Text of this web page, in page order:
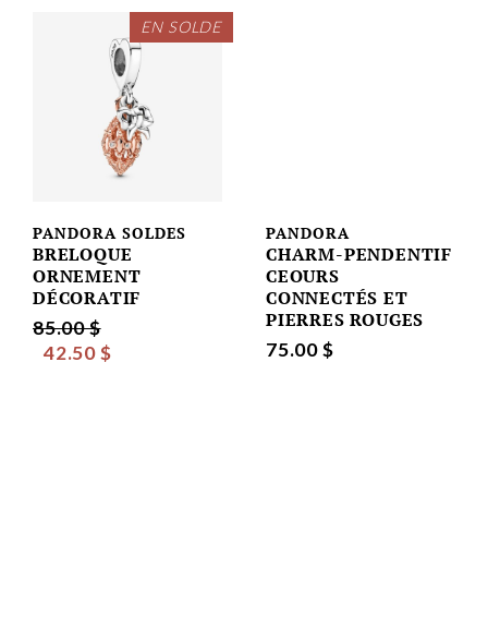
EN SOLDE
PANDORA SOLDES
BRELOQUE
ORNEMENT
DÉCORATIF
85.00 $
42.50 $
PANDORA
CHARM-PENDENTIF
CEOURS
CONNECTÉS ET
PIERRES ROUGES
75.00 $